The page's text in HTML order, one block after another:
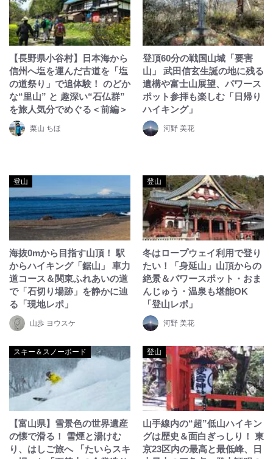
【長野県小谷村】日本海から
信州へ塩を運んだ古道を「塩
の道祭り」で追体験！ のどか
な“里山” と 趣深い“石仏群”
を旅人気分でめぐる＜前編＞
栗山 ちほ
登頂60分の戦国山城「要害
山」 武田信玄生誕の地に残る
遺構や富士山展望、パワース
ポット参拝も楽しむ「日帰り
ハイキング」
河野 美花
登山
海抜0mから目指す山頂！ 駅
からハイキング「鋸山」 車力
道コース＆関東ふれあいの道
で「石切り場跡」を静かに辿
る「現地レポ」
山歩 ヨウスケ
登山
冬はロープウェイ利用で登り
たい！「身延山」山頂からの
絶景＆パワースポット・おま
んじゅう・温泉も堪能OK
「登山レポ」
河野 美花
スキー＆スノーボード
【富山県】雪景色の世界遺産
の懐で滑る！ 雪煙と湯けむ
り、はしご旅へ 「たいらスキ
登山
山手線内の“超”低山ハイキン
グは歴史＆面白ぎっしり！ 東
京23区内の最高と最低峰、日